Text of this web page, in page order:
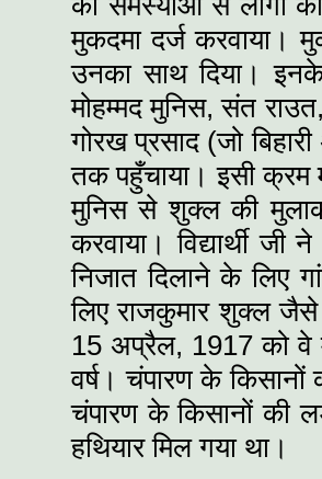
मुकदमा दर्ज करवाया।
उनका साथ दिया।
मोहम्मद मुनिस, संत
गोरख प्रसाद (जो
तक पहुँचाया। इसी क्रम
मुनिस से शुक्‍ल की
करवाया। विद्यार्थी
निजात दिलाने के लिए
लिए राजकुमार शुक्‍ल जैसे
15 अप्रैल, 1917 को वे
वर्ष। चंपारण के
चंपारण के किसानों की
हथियार मिल गया था।